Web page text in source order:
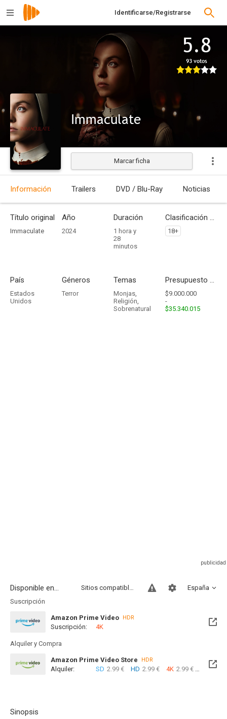
Identificarse/Registrarse
5.8
93 votos
Immaculate
Estrenada
Marcar ficha
Información Trailers DVD / Blu-Ray Noticias
Título original
Immaculate
Año
2024
Duración
1 hora y
28
minutos
Clasificación por edades
18+
País
Estados
Unidos
Géneros
Terror
Temas
Monjas,
Religión,
Sobrenatural
Presupuesto - Ingresos
$9.000.000
-
$35.340.015
Disponible en... España
Sitios compatibles
Suscripción
Amazon Prime Video HDR
Suscripción: 4K
Alquiler y Compra
Amazon Prime Video Store HDR
Alquiler: SD 2.99 € HD 2.99 € 4K 2.99 €
Sinopsis